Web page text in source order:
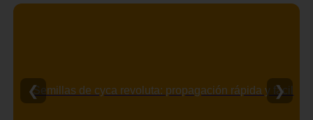
Semillas de cyca revoluta: propagación rápida y fácil
❮ ❯